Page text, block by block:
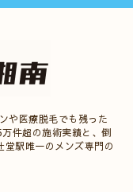
や医療脱毛でも残った
件超の施術実績と、倒
駅唯一のメンズ専門の